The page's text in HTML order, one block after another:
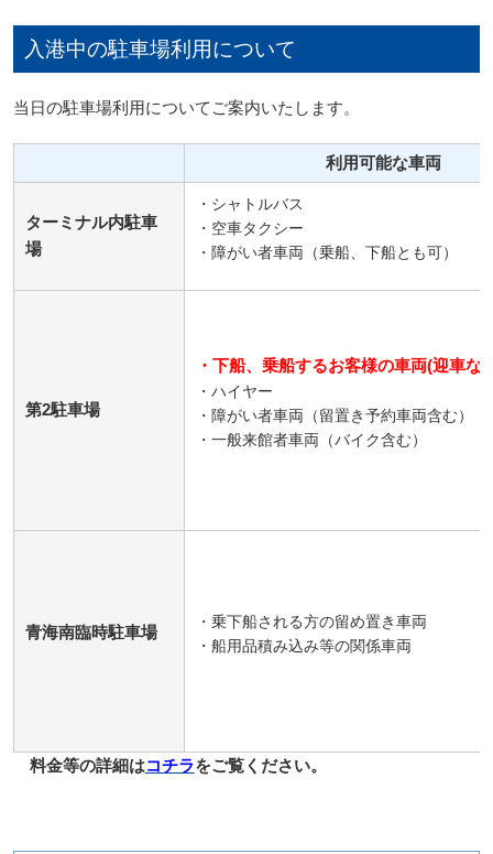
入港中の駐車場利用について
当日の駐車場利用についてご案内いたします。
利用可能な車両
ターミナル内駐車
場
・シャトルバス
・空車タクシー
・障がい者車両（乗船、下船とも可）
第2駐車場
・下船、乗船するお客様の車両(迎車な
・ハイヤー
・障がい者車両（留置き予約車両含む）
・ 一般来館者車両（バイク含む）
青海南臨時駐車場
・乗下船される方の留め置き車両
・船用品積み込み等の関係車両
料金等の詳細はコチラをご覧ください。